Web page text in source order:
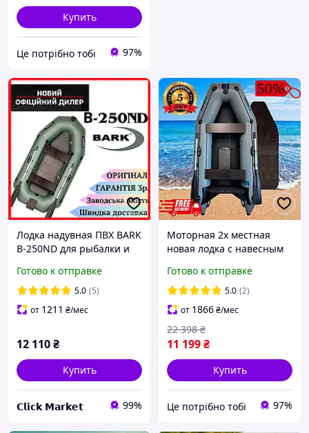
Купить
Це потрібно тобі 97%
Лодка надувная ПВХ BARK
B-250ND для рыбалки и
ПВХ Лодки Барк Б-250НД
для рыбалки всем
Готово к отправке
5.0 (5)
от 1211 ₴/мес
12 110₴
Купить
𝗖𝗹𝗶𝗰𝗸 𝗠𝗮𝗿𝗸𝗲𝘁 99%
Моторная 2х местная
новая лодка с навесным
армированного пвх для
охоты в камышах, лодка |
ЭТО НУЖНО
Готово к отправке
5.0 (2)
от 1866₴/мес
11 199₴
22 398 ₴
Купить
Це потрібно тобі 97%